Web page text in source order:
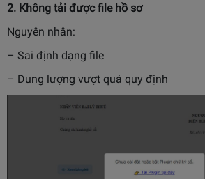
2. Không tải được file hồ sơ
Nguyên nhân:
– Sai định dạng file
– Dung lượng vượt quá quy định